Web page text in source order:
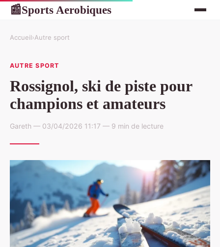
📰Sports Aerobiques
Accueil›Autre sport
AUTRE SPORT
Rossignol, ski de piste pour
champions et amateurs
Gareth — 03/04/2026 11:17 — 9 min de lecture